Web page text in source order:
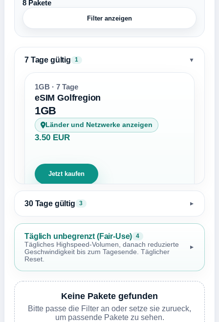
8 Pakete
Filter anzeigen
7 Tage gültig 1 ▼
1GB · 7 Tage
eSIM Golfregion
1GB
Länder und Netzwerke anzeigen
3.50 EUR
Jetzt kaufen
30 Tage gültig 3 ▼
Täglich unbegrenzt (Fair-Use) 4
Tägliches Highspeed-Volumen, danach reduzierte
Geschwindigkeit bis zum Tagesende. Täglicher
Reset.
▼
Keine Pakete gefunden
Bitte passe die Filter an oder setze sie zurueck,
um passende Pakete zu sehen.